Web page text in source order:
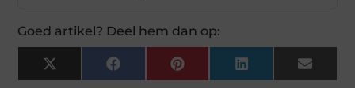
Goed artikel? Deel hem dan op:
X
(Twitter)
Facebook Pinterest LinkedIn Email